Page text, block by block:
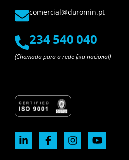
comercial@duromin.pt
234 540 040
(Chamada para a rede fixa nacional)